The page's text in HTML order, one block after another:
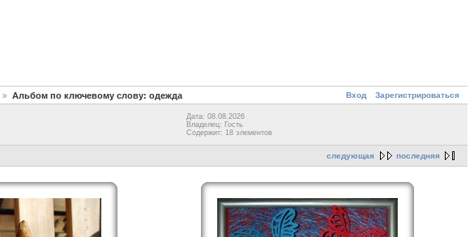
Вход
Зарегистрироваться
Альбом по ключевому слову: одежда
Дата: 08.08.2026
Владелец: Гость
Содержит: 18 элементов
следующая последняя